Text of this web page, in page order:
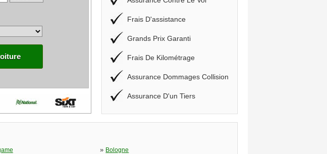
Frais D'assistance
Grands Prix Garanti
Frais De Kilométrage
Assurance Dommages Collision
Assurance D'un Tiers
» Bologne